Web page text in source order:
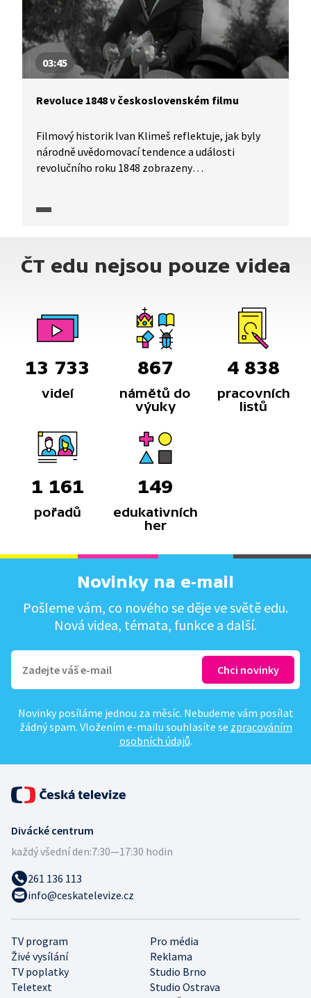
03:45
Revoluce 1848 v československém filmu
Filmový historik Ivan Klimeš reflektuje, jak byly
národně uvědomovací tendence a události
revolučního roku 1848 zobrazeny
románu Aloise Jiráska a v režii Otakara Vávry,
ČT edu nejsou pouze videa
13 733
videí
867
námětů do
výuky
4 838
pracovních
listů
1 161
pořadů
149
edukativních
her
Novinky na e-mail
Pošleme vám, co nového se děje ve světě edu.
Nová videa, témata, funkce a další.
Novinky posíláme jednou za měsíc. Nebudeme vám posílat
žádný spam. Vložením e-mailu souhlasíte se zpracováním
osobních údajů.